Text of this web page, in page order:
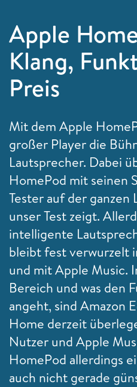
Apple
Klang,
Preis
Mit dem Apple
großer Player die
Lautsprecher. Dabei
HomePod mit seinen
Tester auf der ganzen
unser Test zeigt.
intelligente
bleibt fest verwurzelt
und mit Apple Music.
Bereich und was den
angeht, sind Amazon
Home derzeit
Nutzer und Apple
HomePod allerdings
auch nicht gerade